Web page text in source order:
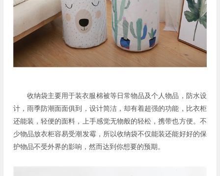
收纳袋主要用于装衣服棉被等日常物品及个人物品，防水设
计，雨季防潮面面俱到，设计简洁，却有着超强的功能，比衣柜
还能装，轻便的面料，上手感觉无物般的轻松，携带也方便。不
少物品放衣柜容易受潮发霉，所以收纳袋不仅能装还能好好的保
护物品不受外界的影响，然而达到你想要的预期。